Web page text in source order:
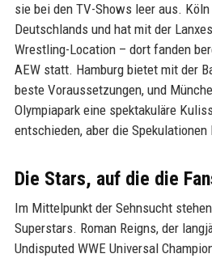
sie bei den TV-Shows leer aus.
Deutschlands und hat mit der
Wrestling-Location – dort fanden
AEW statt. Hamburg bietet mit der
beste Voraussetzungen, und
Olympiapark eine spektakuläre
entschieden, aber die
Die Stars, auf die die
Im Mittelpunkt der Sehnsucht
Superstars. Roman Reigns, der
Undisputed WWE Universal